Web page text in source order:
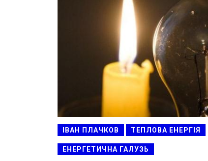
ІВАН ПЛАЧКОВ ТЕПЛОВА ЕНЕРГІЯ
ЕНЕРГЕТИЧНА ГАЛУЗЬ